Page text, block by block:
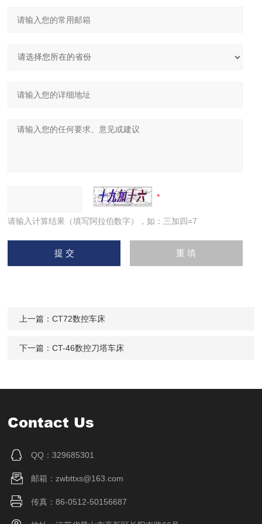
请输入计算结果（填写阿拉伯数字），如：三加四=7
上一篇：CT72数控车床
下一篇：CT-46数控刀塔车床
Contact Us
QQ：329685301
邮箱：zwbttxs@163.com
传真：86-0512-50156687